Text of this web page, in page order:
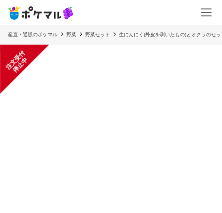
産直・通販のポケマル 野菜 野菜セット 生にんにく(外皮を剥いたもの)とオクラのセ
注
文
受
付
停
止
中